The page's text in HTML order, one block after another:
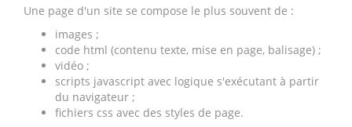
Une page d'un site se compose le plus souvent de :
images ;
code html (contenu texte, mise en page, balisage) ;
vidéo ;
scripts javascript avec logique s'exécutant à partir
du navigateur ;
fichiers css avec des styles de page.